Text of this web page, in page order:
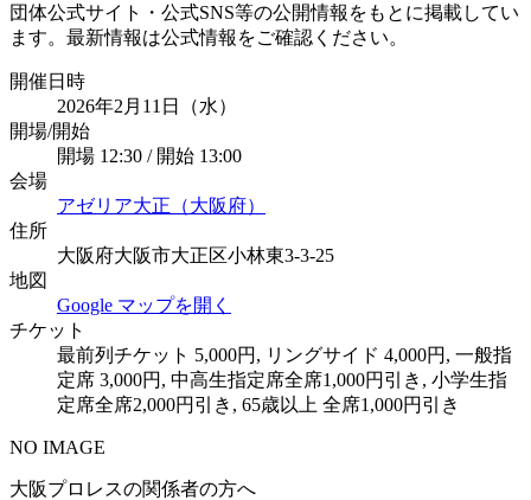
団体公式サイト・公式SNS等の公開情報をもとに掲載してい
ます。最新情報は公式情報をご確認ください。
開催日時
2026年2月11日（水）
開場/開始
開場 12:30 / 開始 13:00
会場
アゼリア大正（大阪府）
住所
大阪府大阪市大正区小林東3-3-25
地図
Google マップを開く
チケット
最前列チケット 5,000円, リングサイド 4,000円, 一般指
定席 3,000円, 中高生指定席全席1,000円引き, 小学生指
定席全席2,000円引き, 65歳以上 全席1,000円引き
NO IMAGE
大阪プロレスの関係者の方へ